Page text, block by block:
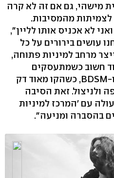
מישהי, גם אם זה לא קרה
לצמיתות מהמסיבות.
לא אכניס אותו לליין",
עושים בירורים על כל
מרחב למיניות פתוחה,
חשוב כשמתעסקים
בעולמות האלה של פטיש ו-BDSM, כשהקו מאוד דק
ולניצול. זאת הסיבה
עם 'המרכז למיניות
בהסברה ומניעה".